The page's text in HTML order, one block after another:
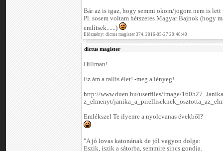
Bár az is igaz, hogy semmi okom/jogom nem is
Pl. sosem voltam hétszeres Magyar Bajnok (hogy
említsek......)
Előzmény: dictus magister 374. 2016-05-27 20:40:40
dictus magister
Hillman!
Ez ám a rallis élet! -meg a lényeg!
http://www.duen.hu/userfiles/image/
z_elmenyt/
Emlékszel Te ilyenre a nyolcvanas évekből?
"A jó lovas katonának de jól vagyon dolga:
Eszik, iszik a sátorba, semmire sincs gondja.